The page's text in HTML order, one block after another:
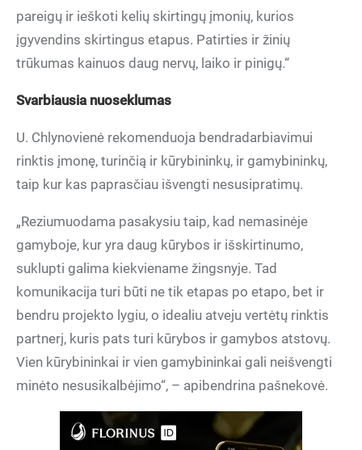
pareigų ir ieškoti kelių skirtingų įmonių, kurios
įgyvendins skirtingus etapus. Patirties ir žinių
trūkumas kainuos daug nervų, laiko ir pinigų.“
Svarbiausia nuoseklumas
U. Chlynovienė rekomenduoja bendradarbiavimui
rinktis įmonę, turinčią ir kūrybininkų, ir gamybininkų,
taip kur kas paprasčiau išvengti nesusipratimų.
„Reziumuodama pasakysiu taip, kad nemasinėje
gamyboje, kur yra daug kūrybos ir išskirtinumo,
suklupti galima kiekviename žingsnyje. Tad
komunikacija turi būti ne tik etapas po etapo, bet ir
bendru projekto lygiu, o idealiu atveju vertėtų rinktis
partnerį, kuris pats turi kūrybos ir gamybos atstovų.
Vien kūrybininkai ir vien gamybininkai gali neišvengti
minėto nesusikalbėjimo“, – apibendrina pašnekovė.